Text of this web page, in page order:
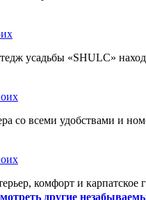
усадьбы «SHULC»
со всеми удобствами и
комфорт и карпатское
другие